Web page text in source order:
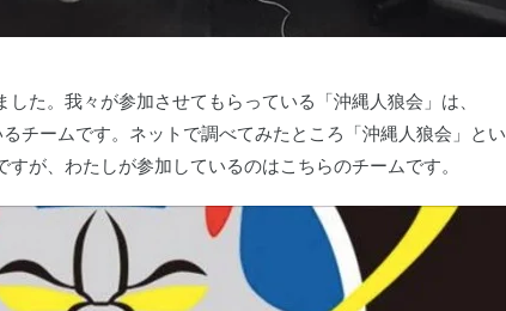
た。我々が参加させてもらっている「沖縄人狼会」は、
チームです。ネットで調べてみたところ「沖縄人狼会」とい
が、わたしが参加しているのはこちらのチームです。